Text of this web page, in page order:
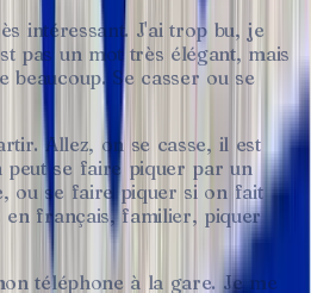
intéressant. J'ai trop bu, je
pas un mot très élégant, mais
beaucoup. Se casser ou se
Allez, on se casse, il est
peut se faire piquer par un
ou se faire piquer si on fait
en français, familier, piquer
téléphone à la gare. Je me